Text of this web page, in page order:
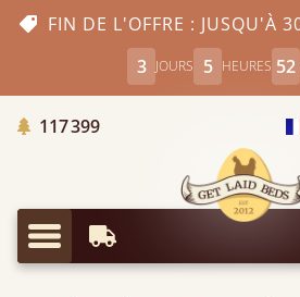
FIN DE L'OFFRE : JUSQU'À
3 JOURS 5 HEURES 52
117 399Arbres Plantés
Menu
Livraison à partir de